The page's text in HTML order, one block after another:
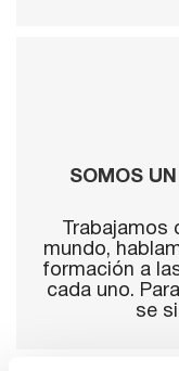
SOMOS
mundo,
formación a
cada uno.
se